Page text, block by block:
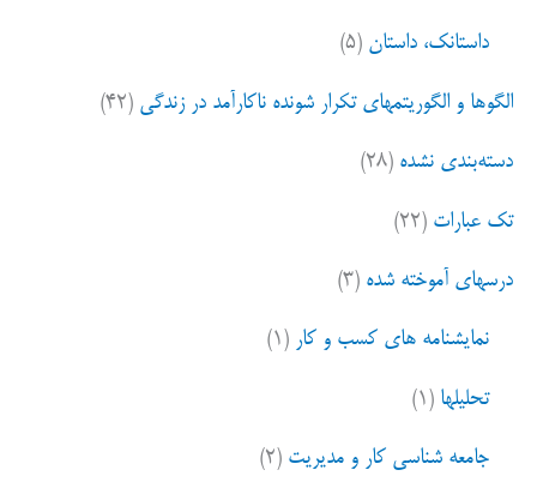
داستانک، داستان (۵)
الگوها و الگوریتمهای تکرار شونده ناکارآمد در زندگی (۴۲)
دسته‌بندی نشده (۲۸)
تک عبارات (۲۲)
درسهای آموخته شده (۳)
نمایشنامه های کسب و کار (۱)
تحلیلها (۱)
جامعه شناسی کار و مدیریت (۲)